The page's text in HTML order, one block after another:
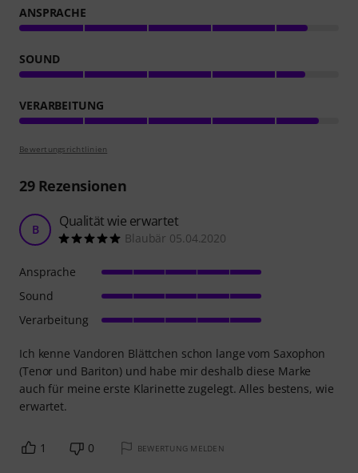
ANSPRACHE
SOUND
VERARBEITUNG
Bewertungsrichtlinien
29Rezensionen
B Qualität wie erwartet
Blaubär 05.04.2020
Ich kenne Vandoren Blättchen schon lange vom Saxophon
(Tenor und Bariton) und habe mir deshalb diese Marke
auch für meine erste Klarinette zugelegt. Alles bestens, wie
erwartet.
Ansprache
Sound
Verarbeitung
1 0 BEWERTUNG MELDEN